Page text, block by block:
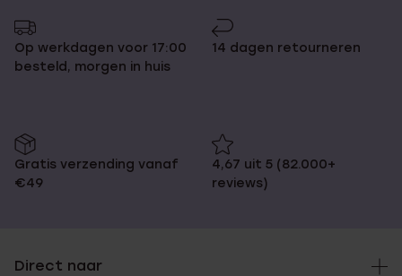
Op werkdagen voor 17:00
besteld, morgen in huis
14 dagen retourneren
Gratis verzending vanaf
€49
4,67 uit 5 (82.000+
reviews)
Direct naar